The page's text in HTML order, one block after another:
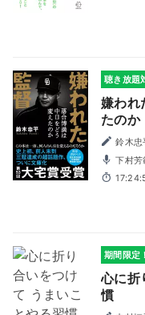
聴き放題
嫌われ
たのか
鈴木忠
下村芳
期間限定
心に折
慣